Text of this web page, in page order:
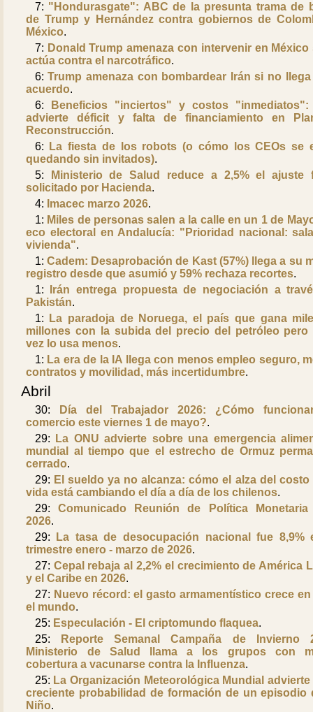
7: "Hondurasgate": ABC de la presunta trama de
de Trump y Hernández contra gobiernos de
México.
7: Donald Trump amenaza con intervenir en México
actúa contra el narcotráfico.
6:Trump amenaza con bombardear Irán si no
acuerdo.
6:
Beneficios "inciertos" y costos "inmediatos":
advierte déficit y falta de financiamiento en
Reconstrucción.
6:
La fiesta de los robots (o cómo los CEOs se
quedando sin invitados).
5:
Ministerio de Salud reduce a 2,5% el ajuste
solicitado por Hacienda.
4: Imacec marzo 2026.
1: Miles de personas salen a la calle en un 1 de
eco electoral en Andalucía: "Prioridad nacional:
vivienda".
1: Cadem: Desaprobación de Kast (57%) llega a su
registro desde que asumió y 59% rechaza recortes.
1:
Irán entrega propuesta de negociación a
Pakistán.
1:
La paradoja de Noruega, el país que gana
millones con la subida del precio del petróleo pero
vez lo usa menos.
1: La era de la IA llega con menos empleo seguro,
contratos y movilidad, más incertidumbre.
Abril
30:
Día del Trabajador 2026: ¿Cómo
comercio este viernes 1 de mayo?.
29:
La ONU advierte sobre una emergencia
mundial al tiempo que el estrecho de Ormuz
cerrado.
29: El sueldo ya no alcanza: cómo el alza del costo
vida está cambiando el día a día de los chilenos.
29: Comunicado Reunión de Política Monetaria
2026.
29:
La tasa de desocupación nacional fue 8,9%
trimestre enero - marzo de 2026.
27: Cepal rebaja al 2,2% el crecimiento de América
y el Caribe en 2026.
27: Nuevo récord: el gasto armamentístico crece
el mundo.
25: Especulación - El criptomundo flaquea.
25:
Reporte Semanal Campaña de Invierno
Ministerio de Salud llama a los grupos con
cobertura a vacunarse contra la Influenza.
25: La Organización Meteorológica Mundial advierte
creciente probabilidad de formación de un episodio
Niño.